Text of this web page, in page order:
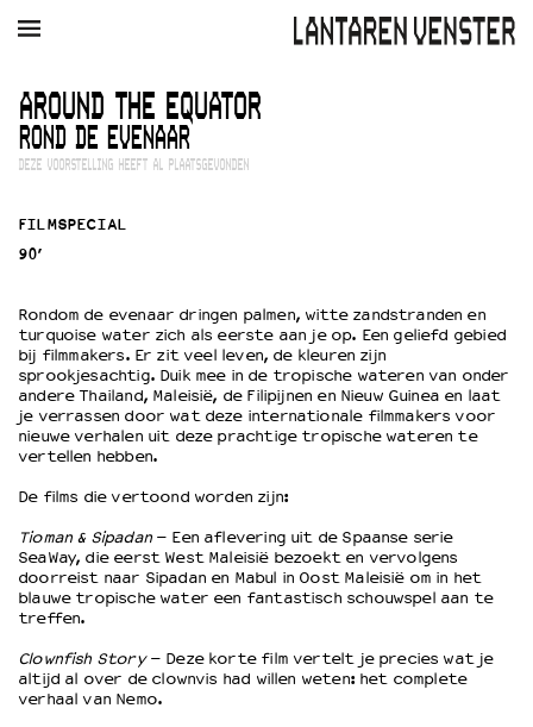
AGENDA FILM MUZIEK RESTAURANT
Winkelmandje
Zoek
EDUCATIE
Schoolvoorstellingen
Filmprogramma’s Primair Onderwijs
Speciale educatieprogramma’s
OVER LANTARENVENSTER
Wat we doen
Werken bij
Wie is wie
Word vriend
AROUND THE EQUATOR
ROND DE EVENAAR
DEZE VOORSTELLING HEEFT AL PLAATSGEVONDEN
FILMSPECIAL
90’
Rondom de evenaar dringen palmen, witte zandstranden en
turquoise water zich als eerste aan je op. Een geliefd gebied
bij filmmakers. Er zit veel leven, de kleuren zijn
sprookjesachtig. Duik mee in de tropische wateren van onder
andere Thailand, Maleisië, de Filipijnen en Nieuw Guinea en laat
je verrassen door wat deze internationale filmmakers voor
nieuwe verhalen uit deze prachtige tropische wateren te
vertellen hebben.
De films die vertoond worden zijn:
Tioman & Sipadan– Een aflevering uit de Spaanse serie
SeaWay, die eerst West Maleisië bezoekt en vervolgens
doorreist naar Sipadan en Mabul in Oost Maleisië om in het
blauwe tropische water een fantastisch schouwspel aan te
treffen.
Clownfish Story– Deze korte film vertelt je precies wat je
altijd al over de clownvis had willen weten: het complete
verhaal van Nemo.